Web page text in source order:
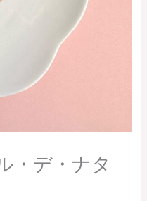
・デ・ナタ